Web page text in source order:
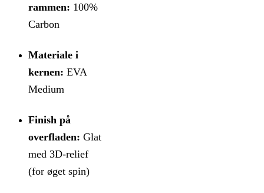
rammen: 100%
Carbon
Materiale i
kernen: EVA
Medium
Finish på
overfladen: Glat
med 3D-relief
(for øget spin)